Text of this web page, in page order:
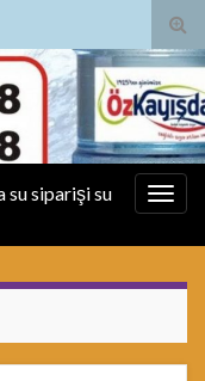
su siparişi su